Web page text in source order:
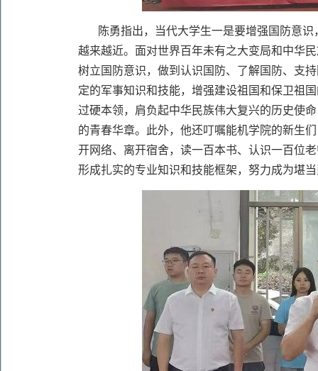
陈勇指出，当代大学生一是要增强国防意
越来越近。面对世界百年未有之大变局和中华
树立国防意识，做到认识国防、了解国防、支
定的军事知识和技能，增强建设祖国和保卫祖
过硬本领，肩负起中华民族伟大复兴的历史使
的青春华章。此外，他还叮嘱能机学院的新生
开网络、离开宿舍，读一百本书、认识一百位
形成扎实的专业知识和技能框架，努力成为堪